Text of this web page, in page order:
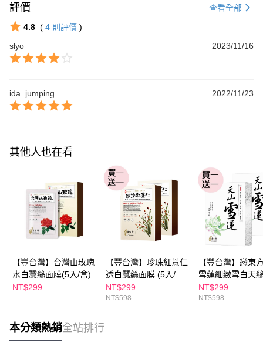
評價 查看全部
4.8 ( 4 則評價 )
slyo
2023/11/16
ida_jumping 2022/11/23
其他人也在看
【豐台灣】台灣山玫瑰
水白蠶絲面膜(5入/盒)
NT$299
【豐台灣】珍珠紅薏仁
透白蠶絲面膜 (5入/盒)
(買一送一)
NT$299
NT$598
【豐台灣】戀東
雪蓮細緻雪白天
(5入/盒)(買一送
NT$299
NT$598
本分類熱銷全站排行